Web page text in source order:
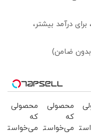
درآمد بیشتر،
محصولی
که
می‌خواستی
محصولی
که
می‌خواستی